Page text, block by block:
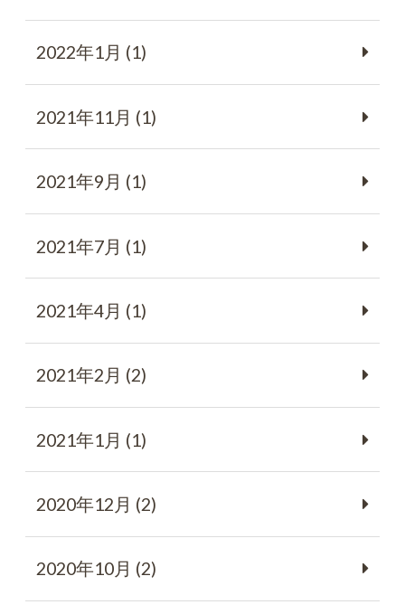
2022年1月 (1)
2021年11月 (1)
2021年9月 (1)
2021年7月 (1)
2021年4月 (1)
2021年2月 (2)
2021年1月 (1)
2020年12月 (2)
2020年10月 (2)